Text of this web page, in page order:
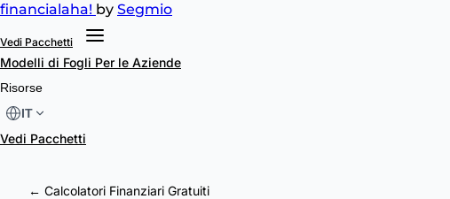
financialaha! by Segmio
Vedi Pacchetti
Modelli di Fogli Per le Aziende
Risorse
IT
Vedi Pacchetti
← Calcolatori Finanziari Gratuiti